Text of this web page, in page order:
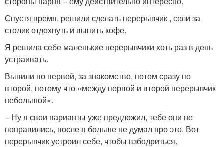
Спустя время, решили сделать перерывчик , сели за
столик отдохнуть и выпить кофе.
Я решила себе маленькие перерывчики хоть раз в день
устраивать.
Выпили по первой, за знакомство, потом сразу по
второй, потому что «между первой и второй перерывчик
небольшой».
– Ну я свои варианты уже предложил, тебе они не
понравились, после я больше не думал про это. Вот
перерывчик устроил себе, чтобы взбодриться.